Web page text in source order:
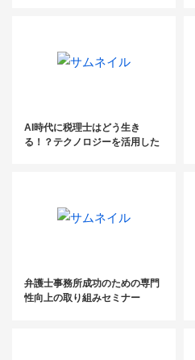
AI時代に税理士はどう生き
る！？テクノロジーを活用した
弁護士事務所成功のための専門
性向上の取り組みセミナー